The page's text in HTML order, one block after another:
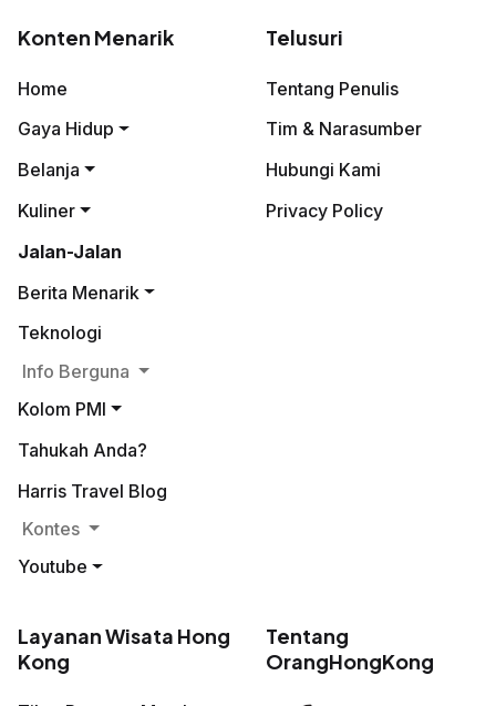
Konten Menarik
Home
Gaya Hidup
Belanja
Kuliner
Jalan-Jalan
Berita Menarik
Teknologi
Info Berguna
Kolom PMI
Tahukah Anda?
Harris Travel Blog
Kontes
Youtube
Telusuri
Tentang Penulis
Tim & Narasumber
Hubungi Kami
Privacy Policy
Layanan Wisata Hong
Kong
Tentang
OrangHongKong